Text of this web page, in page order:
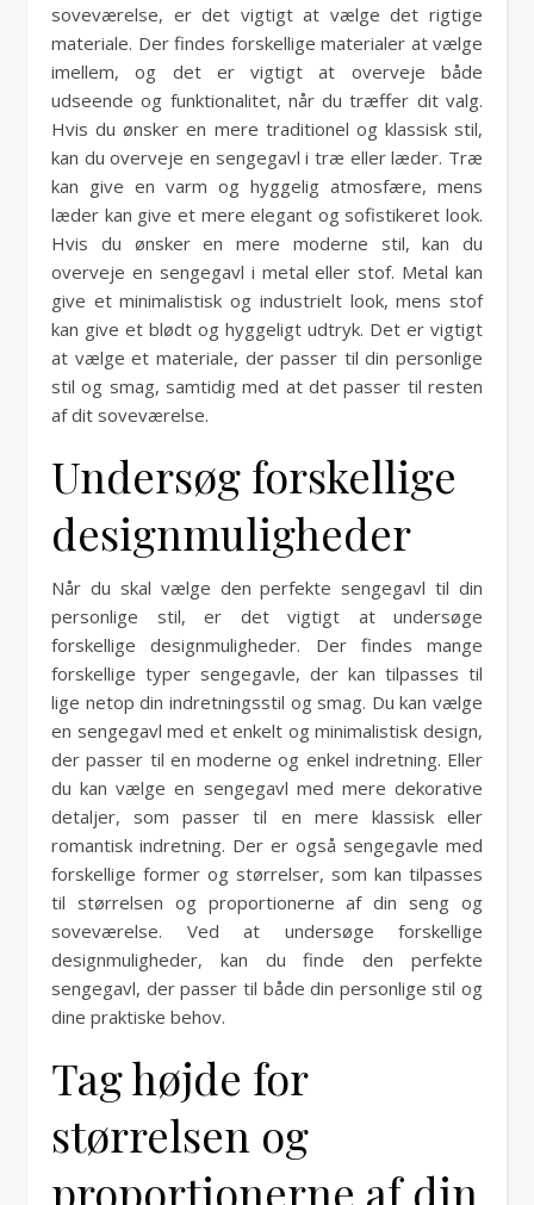
soveværelse, er det vigtigt at vælge det rigtige
materiale. Der findes forskellige materialer at vælge
imellem, og det er vigtigt at overveje både
udseende og funktionalitet, når du træffer dit valg.
Hvis du ønsker en mere traditionel og klassisk stil,
kan du overveje en sengegavl i træ eller læder. Træ
kan give en varm og hyggelig atmosfære, mens
læder kan give et mere elegant og sofistikeret look.
Hvis du ønsker en mere moderne stil, kan du
overveje en sengegavl i metal eller stof. Metal kan
give et minimalistisk og industrielt look, mens stof
kan give et blødt og hyggeligt udtryk. Det er vigtigt
at vælge et materiale, der passer til din personlige
stil og smag, samtidig med at det passer til resten
af dit soveværelse.
Undersøg forskellige
designmuligheder
Når du skal vælge den perfekte sengegavl til din
personlige stil, er det vigtigt at undersøge
forskellige designmuligheder. Der findes mange
forskellige typer sengegavle, der kan tilpasses til
lige netop din indretningsstil og smag. Du kan vælge
en sengegavl med et enkelt og minimalistisk design,
der passer til en moderne og enkel indretning. Eller
du kan vælge en sengegavl med mere dekorative
detaljer, som passer til en mere klassisk eller
romantisk indretning. Der er også sengegavle med
forskellige former og størrelser, som kan tilpasses
til størrelsen og proportionerne af din seng og
soveværelse. Ved at undersøge forskellige
designmuligheder, kan du finde den perfekte
sengegavl, der passer til både din personlige stil og
dine praktiske behov.
Tag højde for
størrelsen og
proportionerne af din